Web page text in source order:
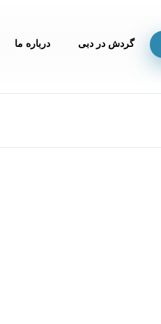
گردش در دبی درباره ما